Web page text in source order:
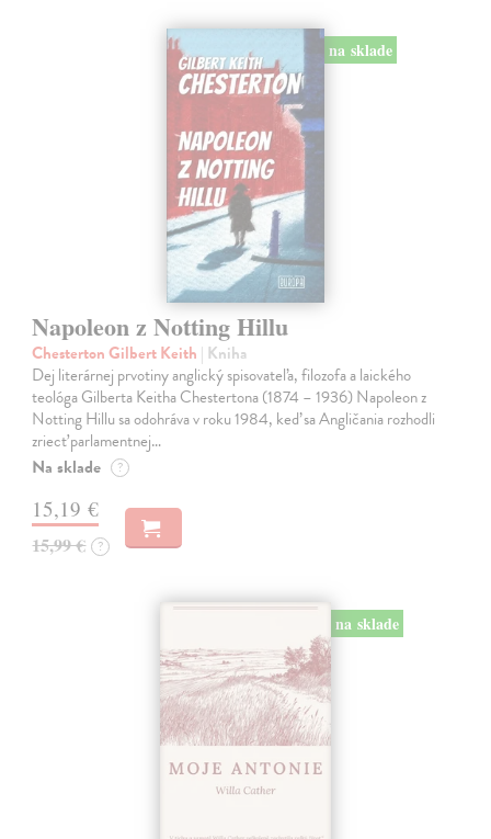
na sklade
Napoleon z Notting Hillu
Chesterton Gilbert Keith | Kniha
Dej literárnej prvotiny anglický spisovateľa, filozofa a laického
teológa Gilberta Keitha Chestertona (1874 – 1936) Napoleon z
Notting Hillu sa odohráva v roku 1984, keď sa Angličania rozhodli
zriecť parlamentnej…
Na sklade ?
15,19 €
15,99 € ?
na sklade